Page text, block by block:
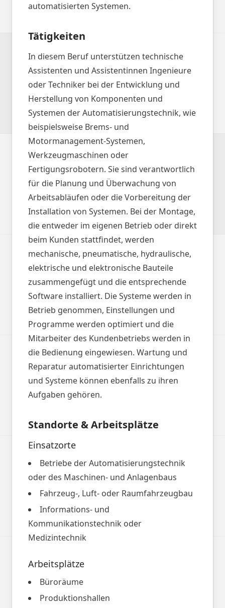
automatisierten Systemen.
Tätigkeiten
In diesem Beruf unterstützen technische
Assistenten und Assistentinnen Ingenieure
oder Techniker bei der Entwicklung und
Herstellung von Komponenten und
Systemen der Automatisierungstechnik, wie
beispielsweise Brems- und
Motormanagement-Systemen,
Werkzeugmaschinen oder
Fertigungsrobotern. Sie sind verantwortlich
für die Planung und Überwachung von
Arbeitsabläufen oder die Vorbereitung der
Installation von Systemen. Bei der Montage,
die entweder im eigenen Betrieb oder direkt
beim Kunden stattfindet, werden
mechanische, pneumatische, hydraulische,
elektrische und elektronische Bauteile
zusammengefügt und die entsprechende
Software installiert. Die Systeme werden in
Betrieb genommen, Einstellungen und
Programme werden optimiert und die
Mitarbeiter des Kundenbetriebs werden in
die Bedienung eingewiesen. Wartung und
Reparatur automatisierter Einrichtungen
und Systeme können ebenfalls zu ihren
Aufgaben gehören.
Standorte & Arbeitsplätze
Einsatzorte
Betriebe der Automatisierungstechnik
oder des Maschinen- und Anlagenbaus
Fahrzeug-, Luft- oder Raumfahrzeugbau
Informations- und
Kommunikationstechnik oder
Medizintechnik
Arbeitsplätze
Büroräume
Produktionshallen